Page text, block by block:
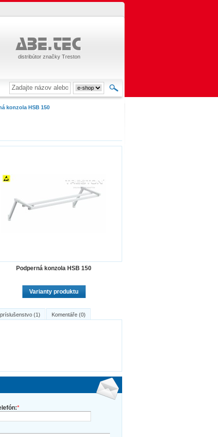
konzola HSB 150
Podperná konzola HSB 150
Varianty produktu
(1) Komentáře (0)
*
distribútor značky Treston